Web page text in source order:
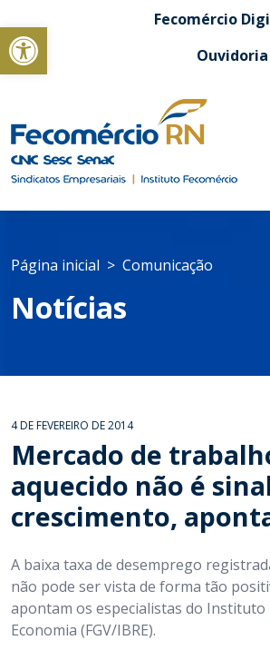
Abrir a barra de ferramentasFecomércio
Ouvidoria
Página inicial Comunicação
Notícias
4 DE FEVEREIRO DE 2014
Mercado de
aquecido não é
crescimento,
A baixa taxa de desemprego
não pode ser vista de forma tão
apontam os especialistas do Instituto
Economia (FGV/IBRE).